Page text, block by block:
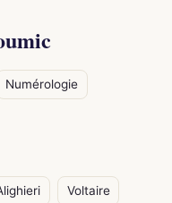
Numérologie
Voltaire